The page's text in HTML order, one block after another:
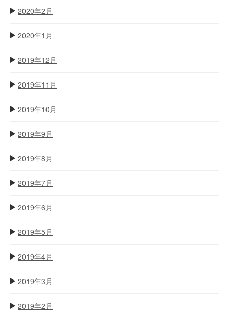
2020年2月
2020年1月
2019年12月
2019年11月
2019年10月
2019年9月
2019年8月
2019年7月
2019年6月
2019年5月
2019年4月
2019年3月
2019年2月